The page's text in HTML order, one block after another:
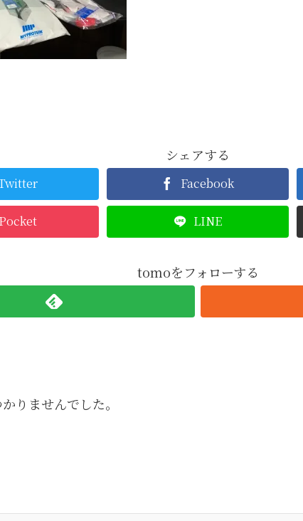
シェアする
Facebook
Pocket LINE
tomoをフォローする
りませんでした。